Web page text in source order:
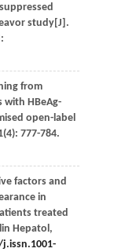
study[J].
from
with HBeAg-
open-label
(4): 777-784.
factors and
in
treated
Hepatol ,
j.issn.1001-